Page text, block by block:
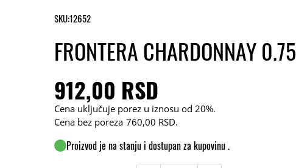
SKU:12652
FRONTERA CHARDONNAY 0.75
912,00 RSD
Cena uključuje porez u iznosu od 20%.
Cena bez poreza 760,00 RSD.
Proizvod je na stanju i dostupan za kupovinu .